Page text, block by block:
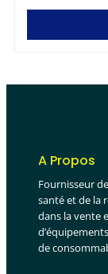
A Propos
Fournisseur
santé et de la
dans la vente
de